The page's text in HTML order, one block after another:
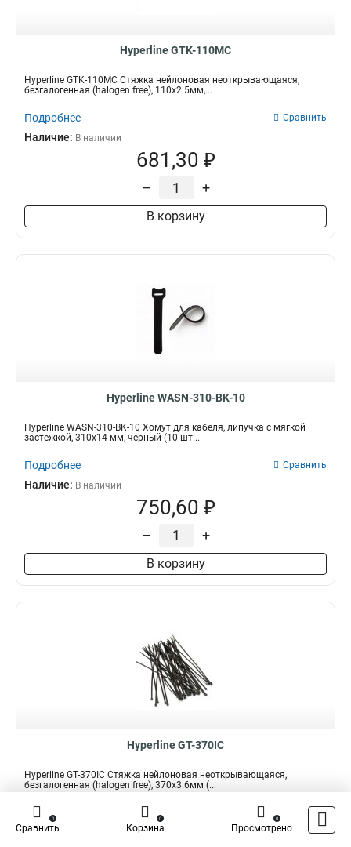
Hyperline GTK-110MC
Hyperline GTK-110MC Стяжка нейлоновая неоткрывающаяся,
безгалогенная (halogen free), 110x2.5мм,...
Подробнее Сравнить
Наличие: В наличии
681,30 ₽
– +
В корзину
Hyperline WASN-310-BK-10
Hyperline WASN-310-BK-10 Хомут для кабеля, липучка с мягкой
застежкой, 310x14 мм, черный (10 шт...
Подробнее Сравнить
Наличие: В наличии
750,60 ₽
– +
В корзину
Hyperline GT-370IC
Hyperline GT-370IC Стяжка нейлоновая неоткрывающаяся,
безгалогенная (halogen free), 370x3.6мм (...
Подробнее Сравнить
Наличие:
Сравнить
0
Корзина
0
Просмотрено
0